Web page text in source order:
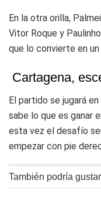
En la otra orilla,
Vitor Roque y
que lo convierte en
Cartagena,
El partido se jugará
sabe lo que es ganar
esta vez el desafío
empezar con pie
También podría